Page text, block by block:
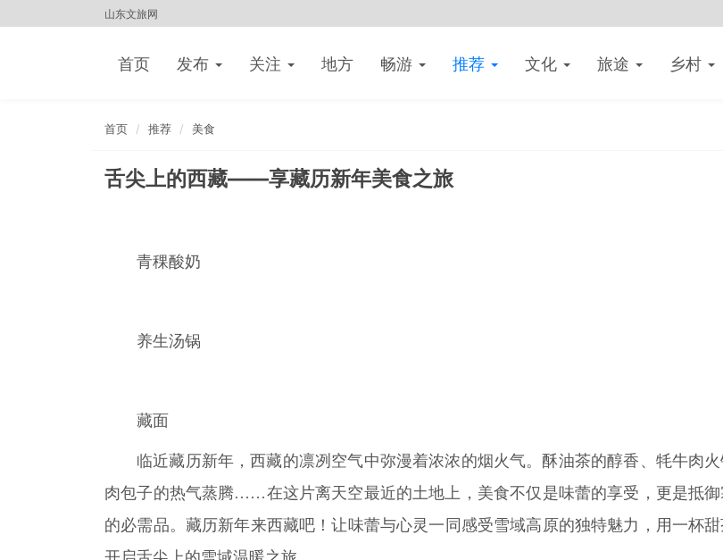
山东文旅网
首页 发布 关注 地方 畅游 推荐 文化 旅途 乡村
首页 推荐 美食
舌尖上的西藏——享藏历新年美食之旅
青稞酸奶
养生汤锅
藏面
临近藏历新年，西藏的凛冽空气中弥漫着浓浓的烟火气。酥油茶的醇香、牦牛肉
肉包子的热气蒸腾……在这片离天空最近的土地上，美食不仅是味蕾的享受，更是抵
的必需品。藏历新年来西藏吧！让味蕾与心灵一同感受雪域高原的独特魅力，用一杯甜